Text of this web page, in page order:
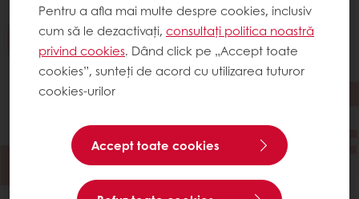
Pentru a afla mai multe despre cookies, inclusiv
cum să le dezactivați, consultați politica noastră
privind cookies. Dând click pe „Accept toate
cookies”, sunteți de acord cu utilizarea tuturor
cookies-urilor
Accept toate cookies